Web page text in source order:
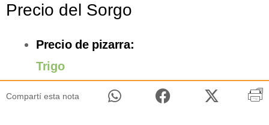
Precio del Sorgo
Precio de pizarra:
Trigo
Compartí esta nota